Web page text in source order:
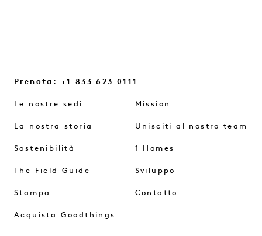
Prenota: +1 833 623 0111
Le nostre sedi
La nostra storia
Sostenibilità
The Field Guide
Stampa
Acquista Goodthings
Mission
Unisciti al nostro team
1 Homes
Sviluppo
Contatto